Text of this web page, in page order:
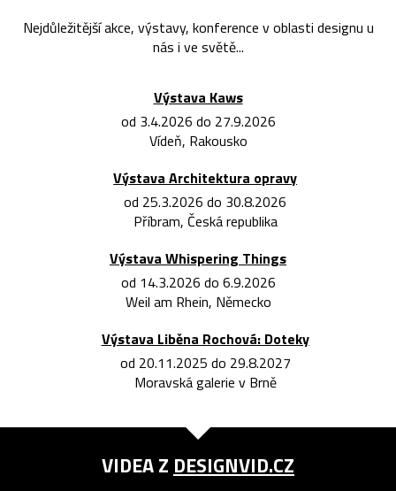
Nejdůležitější akce, výstavy, konference v oblasti designu u
nás i ve světě...
Výstava Kaws
od 3.4.2026 do 27.9.2026
Vídeň, Rakousko
Výstava Architektura opravy
od 25.3.2026 do 30.8.2026
Příbram, Česká republika
Výstava Whispering Things
od 14.3.2026 do 6.9.2026
Weil am Rhein, Německo
Výstava Liběna Rochová: Doteky
od 20.11.2025 do 29.8.2027
Moravská galerie v Brně
VIDEA Z DESIGNVID.CZ